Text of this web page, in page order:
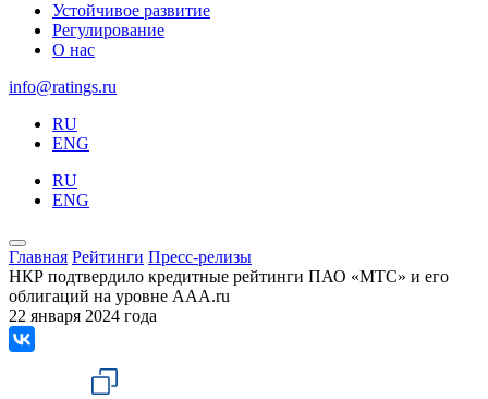
Устойчивое развитие
Регулирование
О нас
info@ratings.ru
RU
ENG
RU
ENG
Главная Рейтинги Пресс-релизы
НКР подтвердило кредитные рейтинги ПАО «МТС» и его
облигаций на уровне AAA.ru
22 января 2024 года